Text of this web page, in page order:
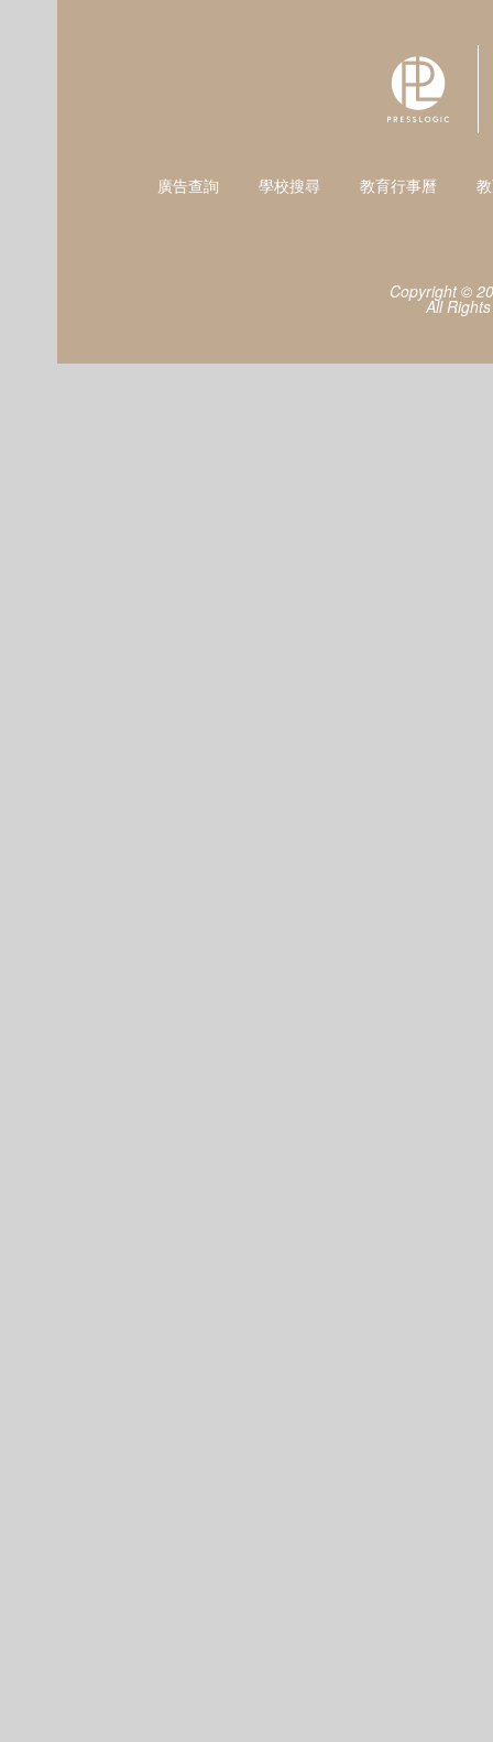
廣告查詢 學校搜尋 教育行事曆
Copyright ©
All